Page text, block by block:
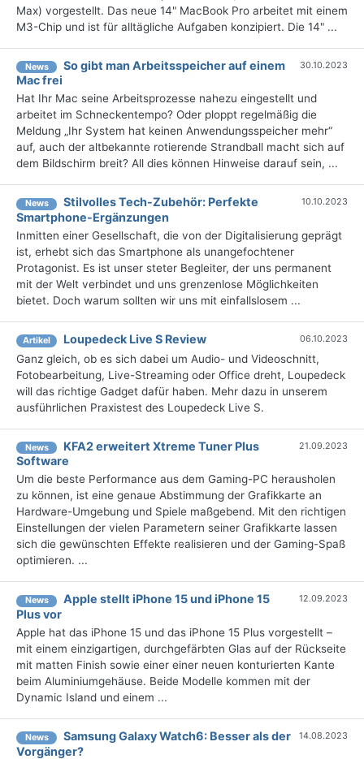
Max) vorgestellt. Das neue 14" MacBook Pro arbeitet mit einem
M3-Chip und ist für alltägliche Aufgaben konzipiert. Die 14" ...
News
So gibt man Arbeitsspeicher auf einem
Mac frei
30.10.2023
Hat Ihr Mac seine Arbeitsprozesse nahezu eingestellt und
arbeitet im Schneckentempo? Oder ploppt regelmäßig die
Meldung „Ihr System hat keinen Anwendungsspeicher mehr“
auf, auch der altbekannte rotierende Strandball macht sich auf
dem Bildschirm breit? All dies können Hinweise darauf sein, ...
News
Stilvolles Tech-Zubehör: Perfekte
Smartphone-Ergänzungen
10.10.2023
Inmitten einer Gesellschaft, die von der Digitalisierung geprägt
ist, erhebt sich das Smartphone als unangefochtener
Protagonist. Es ist unser steter Begleiter, der uns permanent
mit der Welt verbindet und uns grenzenlose Möglichkeiten
bietet. Doch warum sollten wir uns mit einfallslosem ...
Artikel Loupedeck Live S Review 06.10.2023
Ganz gleich, ob es sich dabei um Audio- und Videoschnitt,
Fotobearbeitung, Live-Streaming oder Office dreht, Loupedeck
will das richtige Gadget dafür haben. Mehr dazu in unserem
ausführlichen Praxistest des Loupedeck Live S.
News
KFA2 erweitert Xtreme Tuner Plus
Software
21.09.2023
Um die beste Performance aus dem Gaming-PC herausholen
zu können, ist eine genaue Abstimmung der Grafikkarte an
Hardware-Umgebung und Spiele maßgebend. Mit den richtigen
Einstellungen der vielen Parametern seiner Grafikkarte lassen
sich die gewünschten Effekte realisieren und der Gaming-Spaß
optimieren. ...
News
Apple stellt iPhone 15 und iPhone 15
Plus vor
12.09.2023
Apple hat das iPhone 15 und das iPhone 15 Plus vorgestellt –
mit einem einzigartigen, durchgefärbten Glas auf der Rückseite
mit matten Finish sowie einer einer neuen konturierten Kante
beim Aluminiumgehäuse. Beide Modelle kommen mit der
Dynamic Island und einem ...
News
Samsung Galaxy Watch6: Besser als der
Vorgänger?
14.08.2023